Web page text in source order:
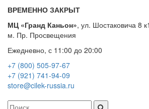
ВРЕМЕННО ЗАКРЫТ
МЦ «Гранд Каньон», ул. Шостаковича 8
м. Пр. Просвещения
Ежедневно, с 11:00 до 20:00
+7 (800) 505-97-67
+7 (921) 741-94-09
store@cilek-russia.ru